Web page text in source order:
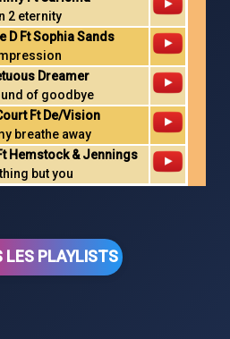
In 2 eternity
D Ft Sophia Sands
Dreamer
of goodbye
Ft De/Vision
breathe away
Hemstock & Jennings
but you
LES PLAYLISTS